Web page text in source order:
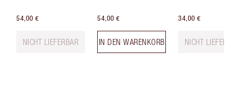
54,00 €
NICHT LIEFERBAR
54,00 €
IN DEN WARENKORB
34,00 €
NICHT